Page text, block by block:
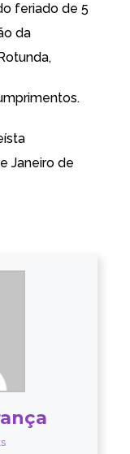
feriado de 5
da
Janeiro de